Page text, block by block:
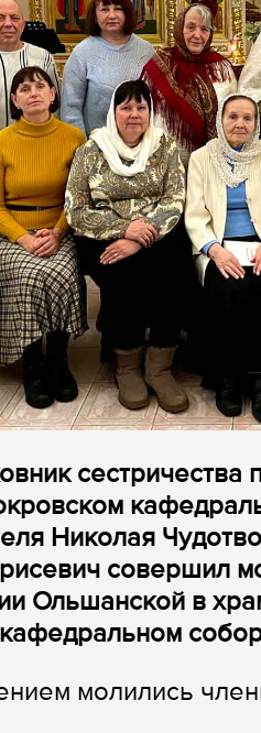
Николая
совершил
Ольшанской в
молились